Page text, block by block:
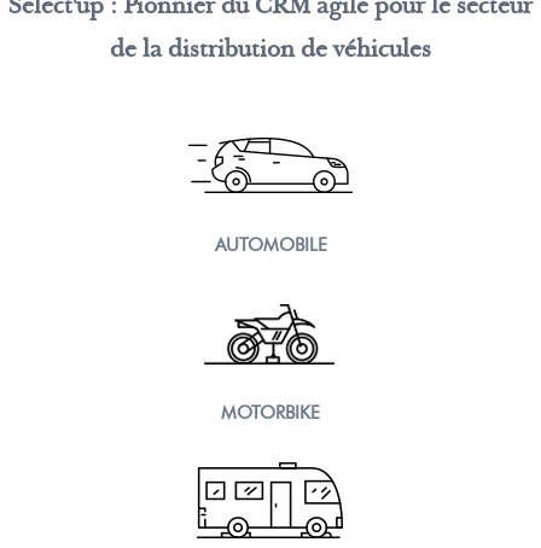
de la distribution de véhicules
AUTOMOBILE
MOTORBIKE